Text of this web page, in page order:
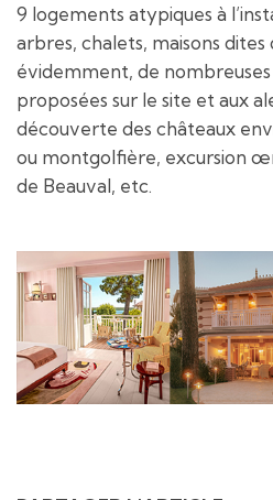
9 logements atypiques à
arbres, chalets, maisons dites
évidemment, de
proposées sur le site et aux
découverte des châteaux
ou montgolfière, excursion
de Beauval, etc.